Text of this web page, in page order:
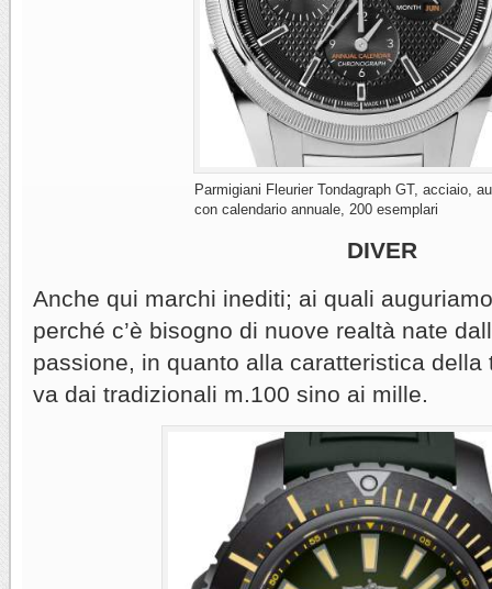
Parmigiani Fleurier Tondagraph GT, acciaio,
con calendario annuale, 200 esemplari
DIVER
Anche qui marchi inediti; ai quali
perché c’è bisogno di nuove realtà nate
passione, in quanto alla caratteristica
va dai tradizionali m.100 sino ai mille.